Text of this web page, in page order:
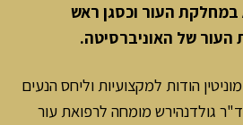
Assistant Professor במחלקת העור וכסגן ראש
העור של האוניברסיטה.
הודות למקצועיות וליחס הנעים
גולדנהירש מומחה לרפואת עור